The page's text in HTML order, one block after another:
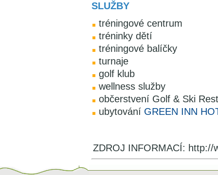
SLUŽBY
tréningové centrum
tréninky dětí
tréningové balíčky
turnaje
golf klub
wellness služby
občerstvení Golf & Ski
ubytování GREEN INN
ZDROJ INFORMACÍ: http://